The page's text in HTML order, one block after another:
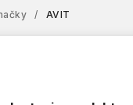
/ AVIT